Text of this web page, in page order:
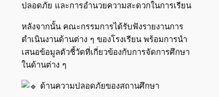
ปลอดภัย และการอำนวยความสะดวกในการเรียน
หลังจากนั้น คณะกรรมการได้รับฟังรายงานการ
ดำเนินงานด้านต่าง ๆ ของโรงเรียน พร้อมการนำ
เสนอข้อมูลตัวชี้วัดที่เกี่ยวข้องกับการจัดการศึกษา
ในด้านต่าง ๆ
ด้านความปลอดภัยของสถานศึกษา